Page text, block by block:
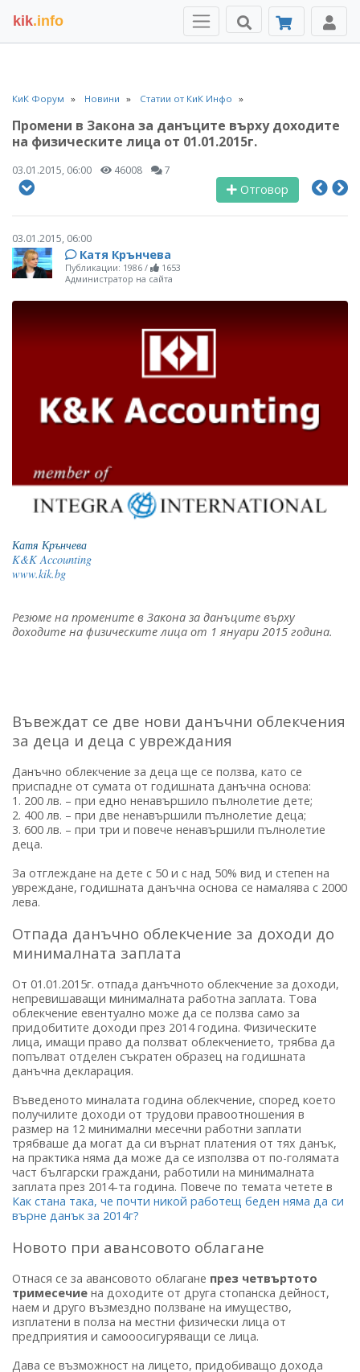
kik.info
КиК Форум Новини Статии от КиК Инфо
Промени в Закона за данъците върху доходите
на физическите лица от 01.01.2015г.
03.01.2015, 06:00 46008 7
Отговор
03.01.2015, 06:00
Катя Крънчева
Публикации: 1986 /
1653
Администратор на сайта
Катя Крънчева
K&K Accounting
www.kik.bg
Резюме на промените в Закона за данъците върху
доходите на физическите лица от 1 януари 2015 година.
Въвеждат се две нови данъчни облекчения
за деца и деца с увреждания
Данъчно облекчение за деца ще се ползва, като се
приспадне от сумата от годишната данъчна основа:
1. 200 лв. – при едно ненавършило пълнолетие дете;
2. 400 лв. – при две ненавършили пълнолетие деца;
3. 600 лв. – при три и повече ненавършили пълнолетие
деца.
За отглеждане на дете с 50 и с над 50% вид и степен на
увреждане, годишната данъчна основа се намалява с 2000
лева.
Отпада данъчно облекчение за доходи до
минималната заплата
От 01.01.2015г. отпада данъчното облекчение за доходи,
непревишаващи минималната работна заплата. Това
облекчение евентуално може да се ползва само за
придобитите доходи през 2014 година. Физическите
лица, имащи право да ползват облекчението, трябва да
попълват отделен съкратен образец на годишната
данъчна декларация.
Въведеното миналата година облекчение, според което
получилите доходи от трудови правоотношения в
размер на 12 минимални месечни работни заплати
трябваше да могат да си върнат платения от тях данък,
на практика няма да може да се използва от по-голямата
част български граждани, работили на минималната
заплата през 2014-та година. Повече по темата четете в
Как стана така, че почти никой работещ беден няма да си
върне данък за 2014г?
Новото при авансовото облагане
Отнася се за авансовото облагане през четвъртото
тримесечие на доходите от друга стопанска дейност,
наем и друго възмездно ползване на имущество,
изплатени в полза на местни физически лица от
предприятия и самооосигуряващи се лица.
Дава се възможност на лицето, придобиващо дохода